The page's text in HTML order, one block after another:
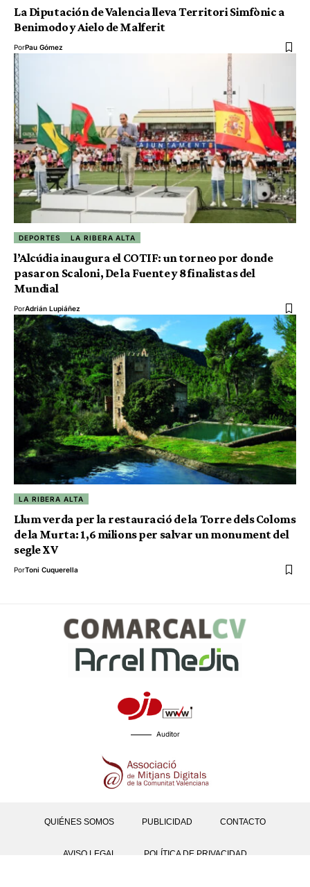
La Diputación de Valencia lleva Territori Simfònic a
Benimodo y Aielo de Malferit
PorPau Gómez
DEPORTES LA RIBERA ALTA
l’Alcúdia inaugura el COTIF: un torneo por donde
pasaron Scaloni, De la Fuente y 8 finalistas del
Mundial
PorAdrián Lupiáñez
LA RIBERA ALTA
Llum verda per la restauració de la Torre dels Coloms
de la Murta: 1,6 milions per salvar un monument del
segle XV
PorToni Cuquerella
Auditor
QUIÉNES SOMOS PUBLICIDAD CONTACTO
AVISO LEGAL POLÍTICA DE PRIVACIDAD